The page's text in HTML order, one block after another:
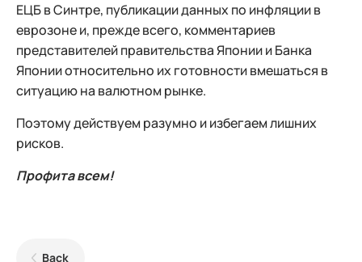
ЕЦБ в Синтре, публикации данных по инфляции в
еврозоне и, прежде всего, комментариев
представителей правительства Японии и Банка
Японии относительно их готовности вмешаться в
ситуацию на валютном рынке.
Поэтому действуем разумно и избегаем лишних
рисков.
Профита всем!
Back